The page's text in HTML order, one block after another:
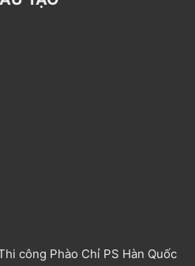
công Phào Chỉ PS Hàn Quốc